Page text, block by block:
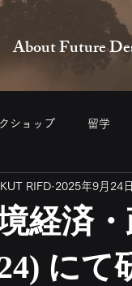
About Future
ショップ 留学
経済
にて
KUT RIFD 2025年9月24日